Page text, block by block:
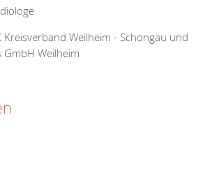
Kreisverband Weilheim - Schongau und
Weilheim